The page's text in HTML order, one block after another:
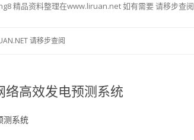
精品资料整理在www.liruan.net 如有需要 请移步查阅
请移步查阅
高效发电预测系统
测系统